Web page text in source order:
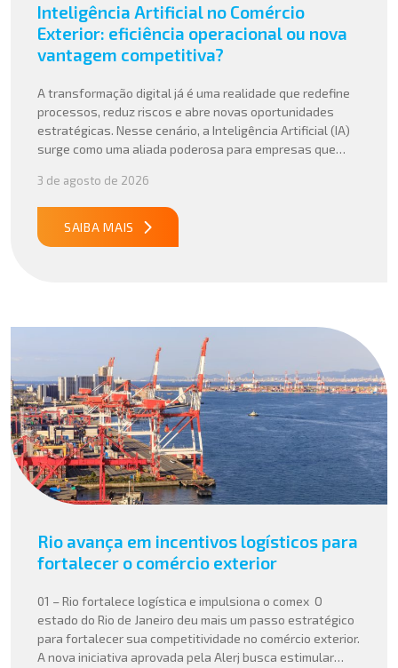
Inteligência Artificial no Comércio
Exterior: eficiência operacional ou nova
vantagem competitiva?
A transformação digital já é uma realidade que redefine
processos, reduz riscos e abre novas oportunidades
estratégicas. Nesse cenário, a Inteligência Artificial (IA)
surge como uma aliada poderosa para empresas que
suas operações internacionais. Mais do que automatizar
tarefas, a IA vem sendo aplicada para interpretar dados
complexos, […]
3 de agosto de 2026
SAIBA MAIS
Rio avança em incentivos logísticos para
fortalecer o comércio exterior
01 – Rio fortalece logística e impulsiona o comex O
estado do Rio de Janeiro deu mais um passo estratégico
para fortalecer sua competitividade no comércio exterior.
A nova iniciativa aprovada pela Alerj busca estimular